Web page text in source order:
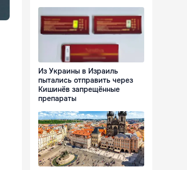
Из Украины в Израиль
пытались отправить через
Кишинёв запрещённые
препараты